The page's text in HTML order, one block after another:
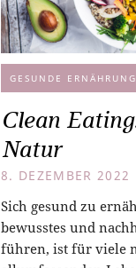
GESUNDE ERNÄHRUNG
Clean
Natur
8. DEZEMBER 2022
Sich gesund zu
bewusstes und
führen, ist für viele